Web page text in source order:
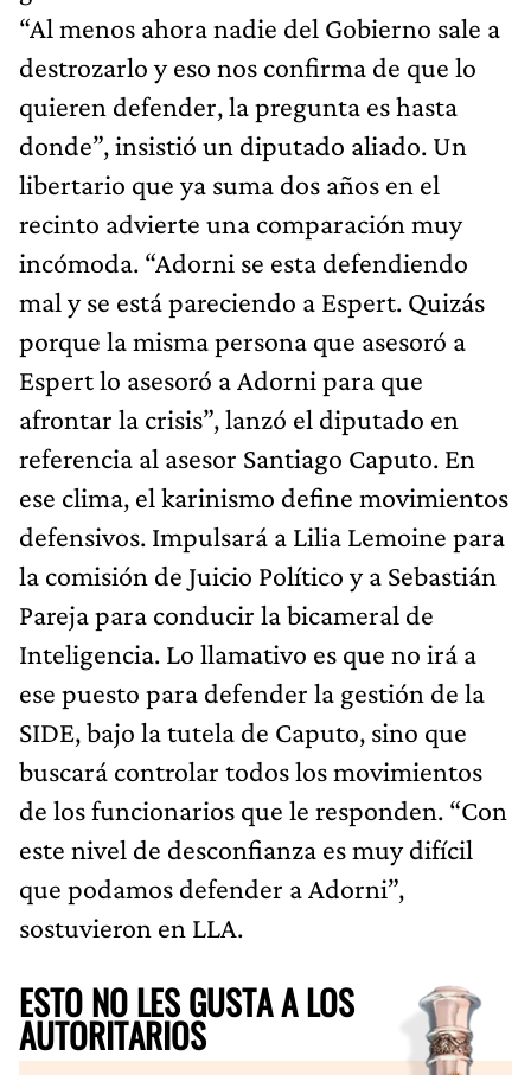
“Al menos ahora nadie del Gobierno sale a
destrozarlo y eso nos confirma de que lo
quieren defender, la pregunta es hasta
donde”, insistió un diputado aliado. Un
libertario que ya suma dos años en el
recinto advierte una comparación muy
incómoda. “Adorni se esta defendiendo
mal y se está pareciendo a Espert. Quizás
porque la misma persona que asesoró a
Espert lo asesoró a Adorni para que
afrontar la crisis”, lanzó el diputado en
referencia al asesor Santiago Caputo. En
ese clima, el karinismo define movimientos
defensivos. Impulsará a Lilia Lemoine para
la comisión de Juicio Político y a Sebastián
Pareja para conducir la bicameral de
Inteligencia. Lo llamativo es que no irá a
ese puesto para defender la gestión de la
SIDE, bajo la tutela de Caputo, sino que
buscará controlar todos los movimientos
de los funcionarios que le responden. “Con
este nivel de desconfianza es muy difícil
que podamos defender a Adorni”,
sostuvieron en LLA.
ESTO NO LES GUSTA A LOS
AUTORITARIOS